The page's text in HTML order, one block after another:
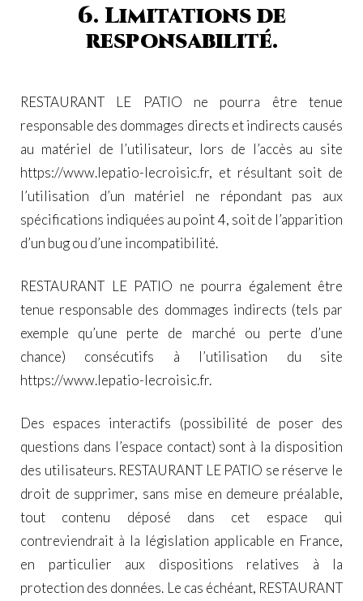
6. Limitations de
responsabilité.
RESTAURANT LE PATIO ne pourra être tenue
responsable des dommages directs et indirects causés
au matériel de l’utilisateur, lors de l’accès au site
https://www.lepatio-lecroisic.fr, et résultant soit de
l’utilisation d’un matériel ne répondant pas aux
spécifications indiquées au point 4, soit de l’apparition
d’un bug ou d’une incompatibilité.
RESTAURANT LE PATIO ne pourra également être
tenue responsable des dommages indirects (tels par
exemple qu’une perte de marché ou perte d’une
chance) consécutifs à l’utilisation du site
https://www.lepatio-lecroisic.fr.
Des espaces interactifs (possibilité de poser des
questions dans l’espace contact) sont à la disposition
des utilisateurs. RESTAURANT LE PATIO se réserve le
droit de supprimer, sans mise en demeure préalable,
tout contenu déposé dans cet espace qui
contreviendrait à la législation applicable en France,
en particulier aux dispositions relatives à la
protection des données. Le cas échéant, RESTAURANT